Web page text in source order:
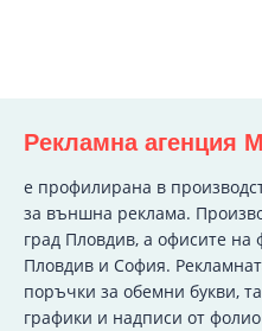
Рекламна агенция
e профилирана в
за външна реклама.
град Пловдив, а офисите на
Пловдив и София.
поръчки за обемни букви,
графики и надписи от